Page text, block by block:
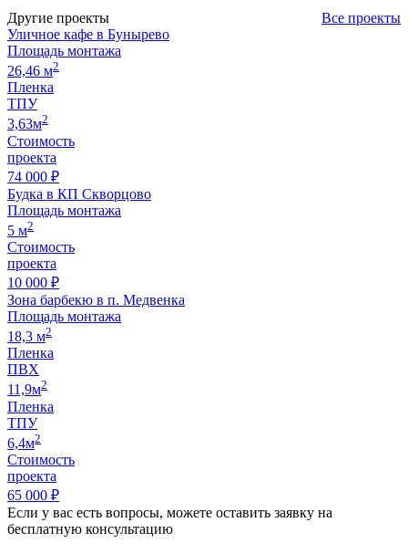
Другие проекты
Все проекты
Уличное кафе в Бунырево
Площадь монтажа
26,46 м2
Пленка
ТПУ
3,63м2
Стоимость
проекта
74 000 ₽
Будка в КП Скворцово
Площадь монтажа
5 м2
Стоимость
проекта
10 000 ₽
Зона барбекю в п. Медвенка
Площадь монтажа
18,3 м2
Пленка
ПВХ
11,9м2
Пленка
ТПУ
6,4м2
Стоимость
проекта
65 000 ₽
Если у вас есть вопросы, можете оставить заявку на
бесплатную консультацию